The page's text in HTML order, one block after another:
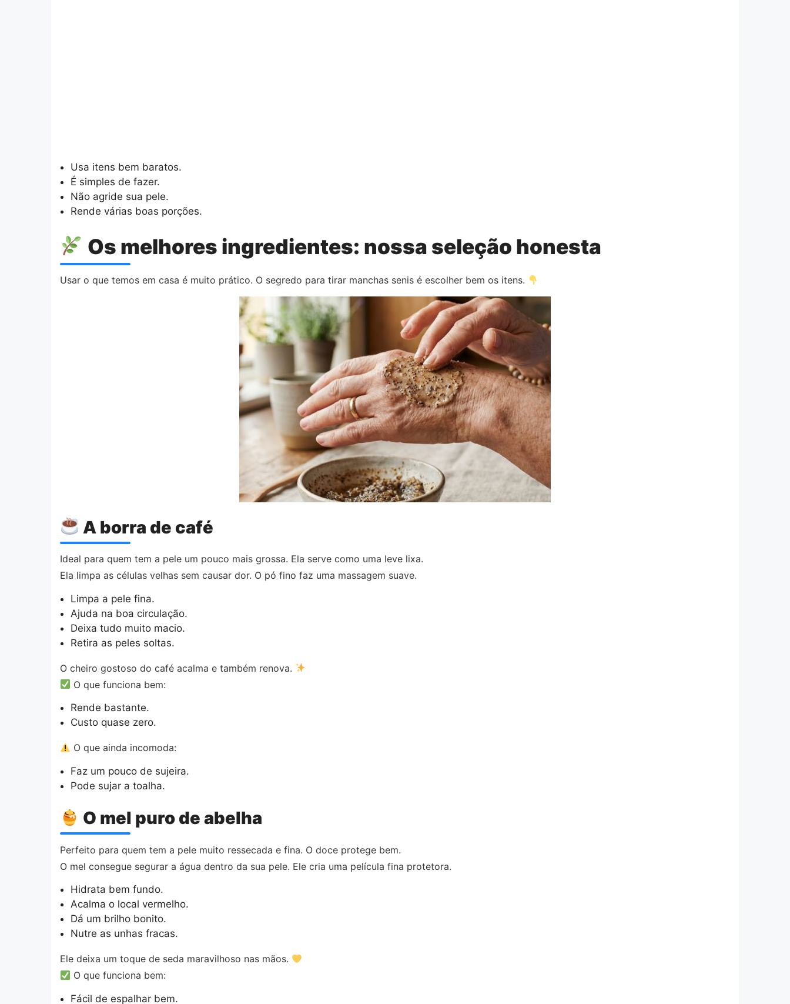
Usa itens bem baratos.
É simples de fazer.
Não agride sua pele.
Rende várias boas porções.
Os melhores ingredientes: nossa seleção honesta
Usar o que temos em casa é muito prático. O segredo para tirar manchas senis é escolher bem os itens.
A borra de café
Ideal para quem tem a pele um pouco mais grossa. Ela serve como uma leve lixa.
Ela limpa as células velhas sem causar dor. O pó fino faz uma massagem suave.
Limpa a pele fina.
Ajuda na boa circulação.
Deixa tudo muito macio.
Retira as peles soltas.
O cheiro gostoso do café acalma e também renova.
O que funciona bem:
Rende bastante.
Custo quase zero.
O que ainda incomoda:
Faz um pouco de sujeira.
Pode sujar a toalha.
O mel puro de abelha
Perfeito para quem tem a pele muito ressecada e fina. O doce protege bem.
O mel consegue segurar a água dentro da sua pele. Ele cria uma película fina protetora.
Hidrata bem fundo.
Acalma o local vermelho.
Dá um brilho bonito.
Nutre as unhas fracas.
Ele deixa um toque de seda maravilhoso nas mãos.
O que funciona bem:
Fácil de espalhar bem.